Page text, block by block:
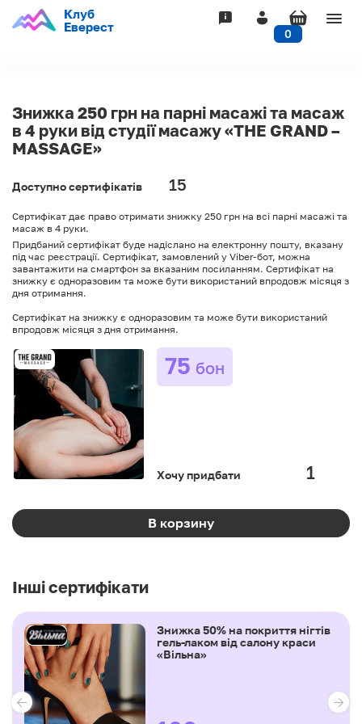
Клуб
Еверест
0
Знижка 250 грн на парні масажі та масаж
в 4 руки від студії масажу «THE GRAND –
MASSAGE»
Доступно сертифікатів 15
Сертифікат дає право отримати знижку 250 грн на всі парні масажі та
масаж в 4 руки.
Придбаний сертифікат буде надіслано на електронну пошту, вказану
під час реєстрації. Сертифікат, замовлений у Viber-бот, можна
завантажити на смартфон за вказаним посиланням. Сертифікат на
знижку є одноразовим та може бути використаний впродовж місяця з
дня отримання.
Сертифікат на знижку є одноразовим та може бути використаний
впродовж місяця з дня отримання.
75 бон
Хочу придбати
В корзину
Інші сертифікати
Знижка 50% на покриття нігтів
гель-лаком від салону краси
«Вільна»